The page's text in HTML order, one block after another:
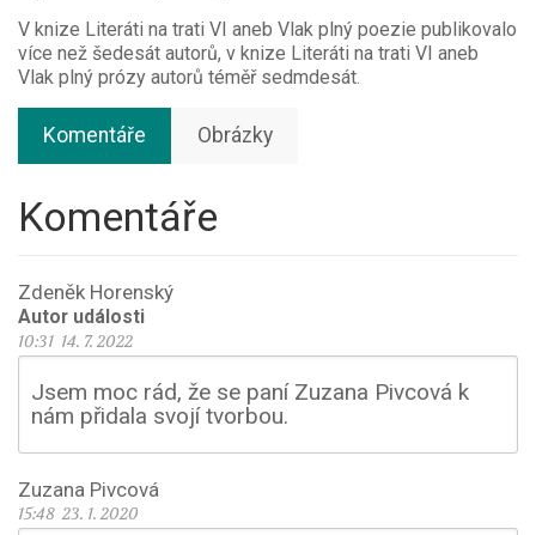
V knize Literáti na trati VI aneb Vlak plný poezie publikovalo
více než šedesát autorů, v knize Literáti na trati VI aneb
Vlak plný prózy autorů téměř sedmdesát.
Komentáře Obrázky
Komentáře
Zdeněk Horenský
Autor události
10:31 14. 7. 2022
Jsem moc rád, že se paní Zuzana Pivcová k
nám přidala svojí tvorbou.
Zuzana Pivcová
15:48 23. 1. 2020